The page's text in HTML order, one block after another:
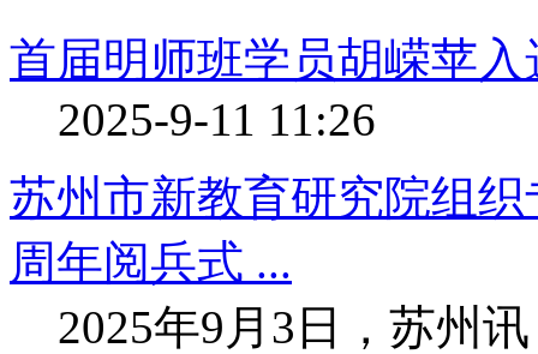
首届明师班学员胡嵘苹入
2025-9-11 11:26
苏州市新教育研究院组
周年阅兵式 ...
2025年9月3日，苏州